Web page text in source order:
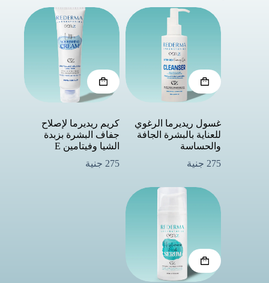
غسول ريديرما الرغوي
للعناية بالبشرة الجافة
والحساسة
275 جنية
كريم ريديرما لإصلاح
جفاف البشرة بزبدة
الشيا وفيتامين E
275 جنية